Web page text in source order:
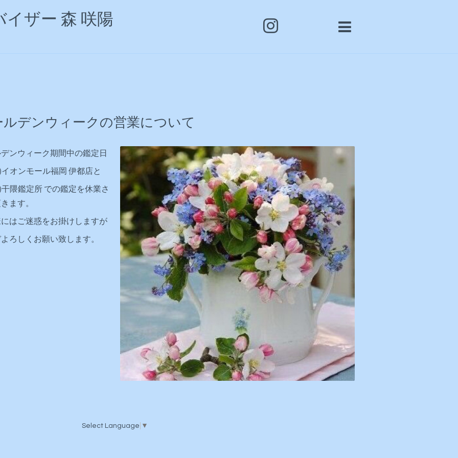
ザー 森 咲陽
ルデンウィークの営業について
ンウィーク期間中の鑑定日
イオンモール福岡 伊都店と
干隈鑑定所 での鑑定を休業さ
ます。
はご迷惑をお掛けしますが
ろしくお願い致します。
Select Language ▼